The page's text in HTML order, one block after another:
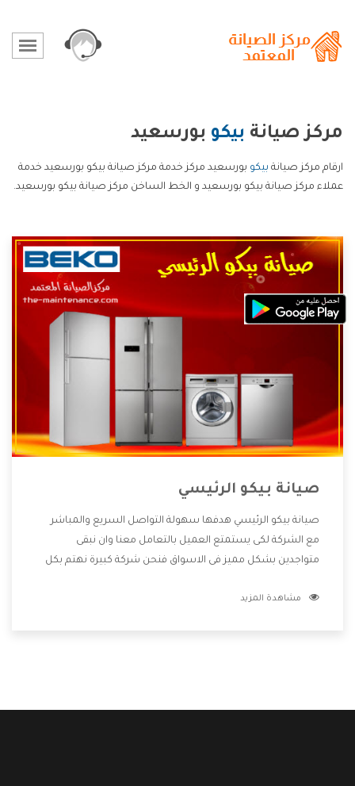
مركز صيانة بيكو بورسعيد
ارقام مركز صيانة بيكو بورسعيد مركز خدمة مركز صيانة بيكو بورسعيد خدمة
عملاء مركز صيانة بيكو بورسعيد و الخط الساخن مركز صيانة بيكو بورسعيد.
صيانة بيكو الرئيسي
صيانة بيكو الرئيسي هدفها سهولة التواصل السريع والمباشر
مع الشركة لكى يستمتع العميل بالتعامل معنا وان نبقى
متواجدين بشكل مميز فى الاسواق فنحن شركة كبيرة نهتم بكل
الشركة بها والتى تكون منها خدمة الصيانة التى تكون من أهم
مشاهدة المزيد